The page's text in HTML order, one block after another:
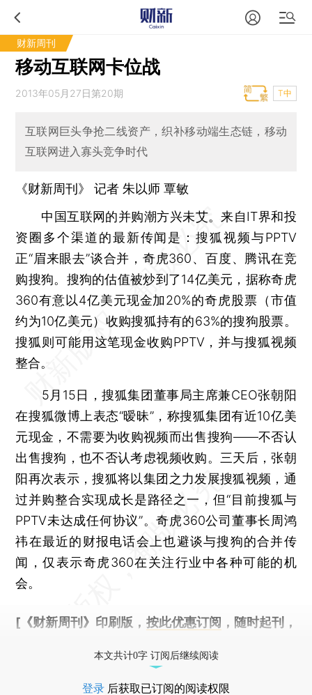
财新周刊
移动互联网卡位战
2013年05月27日第20期 T中
互联网巨头争抢二线资产，织补移动端生态链，移动
互联网进入寡头竞争时代
《财新周刊》 记者 朱以师覃敏
中国互联网的并购潮方兴未艾。来自IT界和投
资圈多个渠道的最新传闻是：搜狐视频与PPTV
正“眉来眼去”谈合并，奇虎360、百度、腾讯在竞
购搜狗。搜狗的估值被炒到了14亿美元，据称奇虎
360有意以4亿美元现金加20%的奇虎股票（市值
约为10亿美元）收购搜狐持有的63%的搜狗股票。
搜狐则可能用这笔现金收购PPTV，并与搜狐视频
整合。
5月15日，搜狐集团董事局主席兼CEO张朝阳
在搜狐微博上表态“暧昧”，称搜狐集团有近10亿美
元现金，不需要为收购视频而出售搜狗——不否认
出售搜狗，也不否认考虑视频收购。三天后，张朝
阳再次表示，搜狐将以集团之力发展搜狐视频，通
过并购整合实现成长是路径之一，但“目前搜狐与
PPTV未达成任何协议”。奇虎360公司董事长周鸿
祎在最近的财报电话会上也避谈与搜狗的合并传
闻，仅表示奇虎360在关注行业中各种可能的机
会。
[《财新周刊》印刷版， 按此优惠订阅 ，随时起刊，
本文共计0字 订阅后继续阅读
登录 后获取已订阅的阅读权限